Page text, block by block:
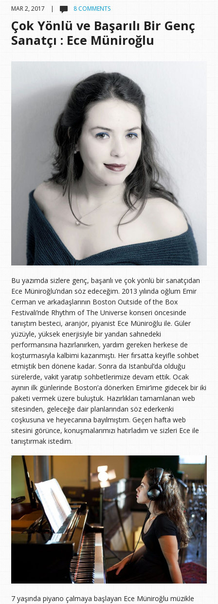
MAR 2, 2017 | 8 COMMENTS
Çok Yönlü ve Başarılı Bir Genç
Sanatçı : Ece Müniroğlu
Bu yazımda sizlere genç, başarılı ve çok yönlü bir sanatçıdan
Ece Müniroğlu’ndan söz edeceğim. 2013 yılında oğlum Emir
Cerman ve arkadaşlarının Boston Outside of the Box
Festivali’nde Rhythm of The Universe konseri öncesinde
tanıştım besteci, aranjör, piyanist Ece Müniroğlu ile. Güler
yüzüyle, yüksek enerjisiyle bir yandan sahnedeki
performansına hazırlanırken, yardım gereken herkese de
koşturmasıyla kalbimi kazanmıştı. Her fırsatta keyifle sohbet
etmiştik ben dönene kadar. Sonra da Istanbul’da olduğu
sürelerde, vakit yaratıp sohbetlerimize devam ettik. Ocak
ayının ilk günlerinde Boston’a dönerken Emir’ime gidecek bir iki
paketi vermek üzere buluştuk. Hazırlıkları tamamlanan web
sitesinden, geleceğe dair planlarından söz ederkenki
coşkusuna ve heyecanına bayılmıştım. Geçen hafta web
sitesini görünce, konuşmalarımızı hatırladım ve sizleri Ece ile
tanıştırmak istedim.
7 yaşında piyano çalmaya başlayan Ece Müniroğlu müzikle